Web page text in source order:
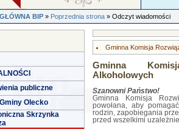
BIP»Poprzednia strona» Odczyt wiadomości
publiczne
Olecko
Skrzynka
Gminna Komisja
Gminna
Alkoholowych
Szanowni Państwo!
Gminna Komisja
powołana, aby
rodzin, zapobiegania
przed wszelkimi